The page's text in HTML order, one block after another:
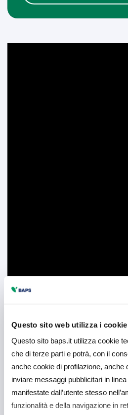
Questo sito web utilizza i cookie
Questo sito baps.it utilizza cookie
che di terze parti e potrà, con il
anche cookie di profilazione, anche
inviare messaggi pubblicitari in
manifestate dall’utente stesso
funzionalità e della navigazione in